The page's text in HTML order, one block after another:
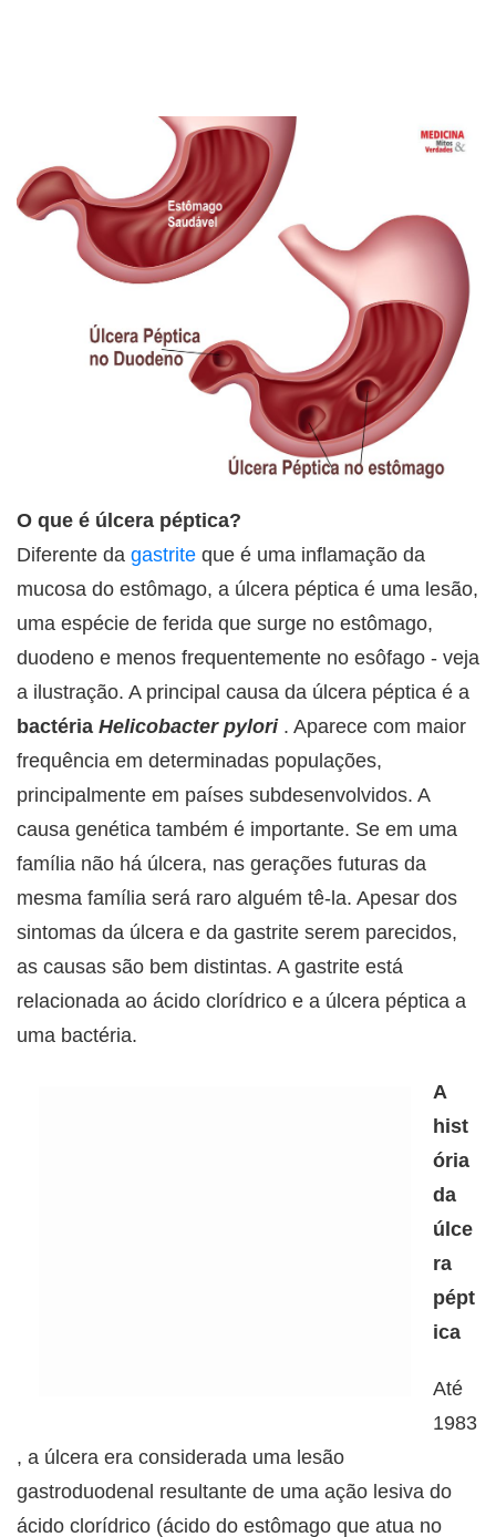
O que é úlcera péptica?
Diferente da gastrite que é uma inflamação da
mucosa do estômago, a úlcera péptica é uma lesão,
uma espécie de ferida que surge no estômago,
duodeno e menos frequentemente no esôfago - veja
a ilustração. A principal causa da úlcera péptica é a
bactéria Helicobacter pylori . Aparece com maior
frequência em determinadas populações,
principalmente em países subdesenvolvidos. A
causa genética também é importante. Se em uma
família não há úlcera, nas gerações futuras da
mesma família será raro alguém tê-la. Apesar dos
sintomas da úlcera e da gastrite serem parecidos,
as causas são bem distintas. A gastrite está
relacionada ao ácido clorídrico e a úlcera péptica a
uma bactéria.
A
hist
ória
da
úlce
ra
pépt
ica
Até
1983
, a úlcera era considerada uma lesão
gastroduodenal resultante de uma ação lesiva do
ácido clorídrico (ácido do estômago que atua no